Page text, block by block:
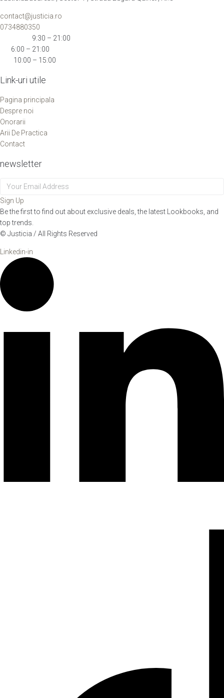
contact@justicia.ro
0734880350
9:30 – 21:00
6:00 – 21:00
10:00 – 15:00
Link-uri utile
Pagina principala
Despre noi
Onorarii
Arii De Practica
Contact
newsletter
Sign Up
Be the first to find out about exclusive deals, the latest Lookbooks, and
top trends.
© Justicia / All Rights Reserved
Linkedin-in